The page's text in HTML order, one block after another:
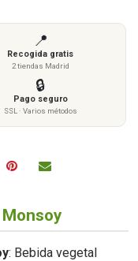
📍
Recogida gratis
2 tiendas Madrid
🔒
Pago seguro
SSL · Varios métodos
: Bebida vegetal